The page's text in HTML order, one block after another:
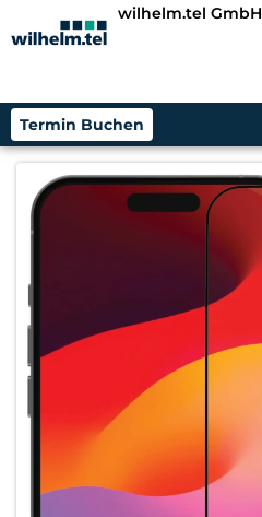
wilhelm.tel GmbH
Termin Buchen